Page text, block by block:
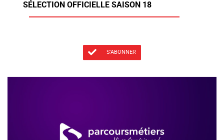
SÉLECTION OFFICIELLE SAISON 18
S'ABONNER